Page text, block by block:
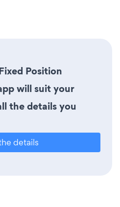
Position
will suit your
the details you
details